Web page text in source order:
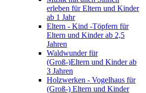
erleben für Eltern und Kinder
ab 1 Jahr
Eltern - Kind -Töpfern für
Eltern und Kinder ab 2,5
Jahren
Waldwunder für
(Groß-)Eltern und Kinder ab
3 Jahren
Holzwerken - Vogelhaus für
(Groß-) Eltern und Kinder